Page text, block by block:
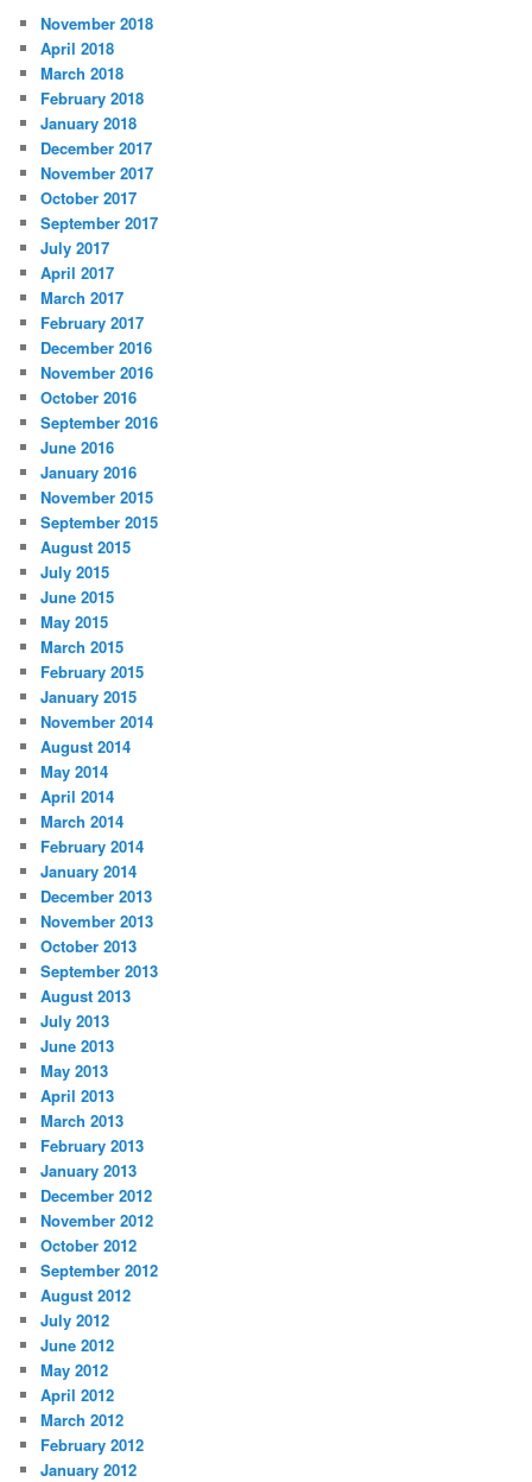
November 2018
April 2018
March 2018
February 2018
January 2018
December 2017
November 2017
October 2017
September 2017
July 2017
April 2017
March 2017
February 2017
December 2016
November 2016
October 2016
September 2016
June 2016
January 2016
November 2015
September 2015
August 2015
July 2015
June 2015
May 2015
March 2015
February 2015
January 2015
November 2014
August 2014
May 2014
April 2014
March 2014
February 2014
January 2014
December 2013
November 2013
October 2013
September 2013
August 2013
July 2013
June 2013
May 2013
April 2013
March 2013
February 2013
January 2013
December 2012
November 2012
October 2012
September 2012
August 2012
July 2012
June 2012
May 2012
April 2012
March 2012
February 2012
January 2012